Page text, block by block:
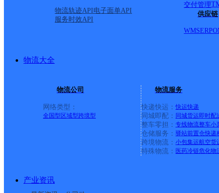
物流轨迹API电子面单API
服务时效API
交付管理
供应链
WMSERP
物流大全
物流公司
网络类型：
全国型 区域型跨境型
物流服务
快递快运： 快运快递
同城即配： 同城货运即时配
整车零担： 专线物流整车小
仓储服务： 驿站前置仓快递
跨境物流： 小包集运航空货
特殊物流： 医药冷链危化物
产业资讯
中通快运
派送范围:三十岗乡,双凤
山镇,水湖镇,庄墓镇,杨
镇,造甲乡,左店乡,杜集
长丰县杜集镇合作点